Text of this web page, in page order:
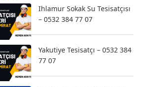
Ihlamur Sokak Su Tesisatçısı
– 0532 384 77 07
Yakutiye Tesisatçı – 0532 384
77 07